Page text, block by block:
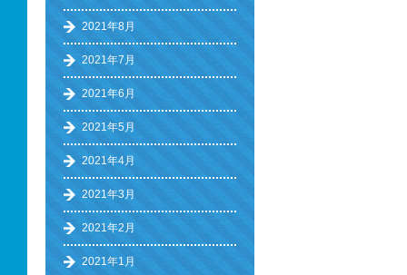
2021年8月
2021年7月
2021年6月
2021年5月
2021年4月
2021年3月
2021年2月
2021年1月